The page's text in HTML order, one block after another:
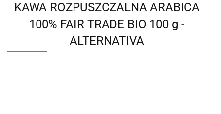
KAWA ROZPUSZCZALNA ARABICA
100% FAIR TRADE BIO 100 g -
ALTERNATIVA